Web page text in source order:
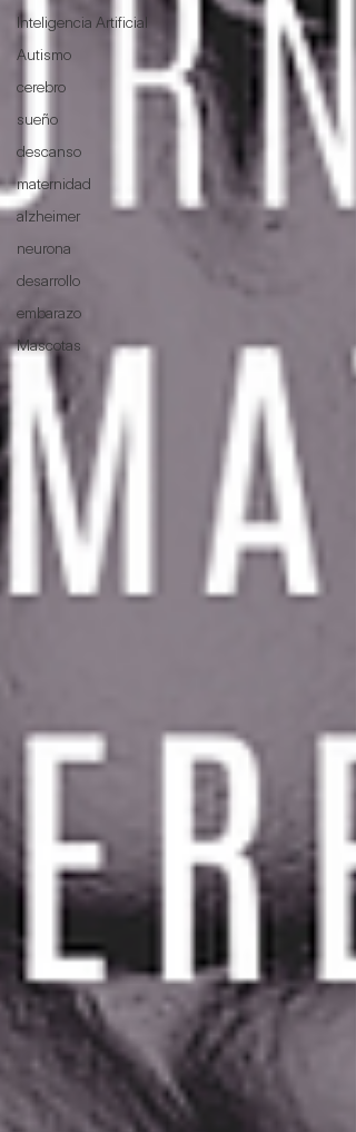
Inteligencia Artificial
Autismo
cerebro
sueño
descanso
maternidad
alzheimer
neurona
desarrollo
embarazo
Mascotas